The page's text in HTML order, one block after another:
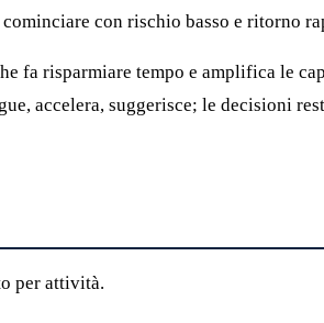
con rischio basso e ritorno
fa risparmiare tempo e amplifica le
accelera, suggerisce; le decisioni
per attività.